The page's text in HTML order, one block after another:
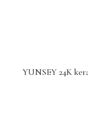
YUNSEY 24K